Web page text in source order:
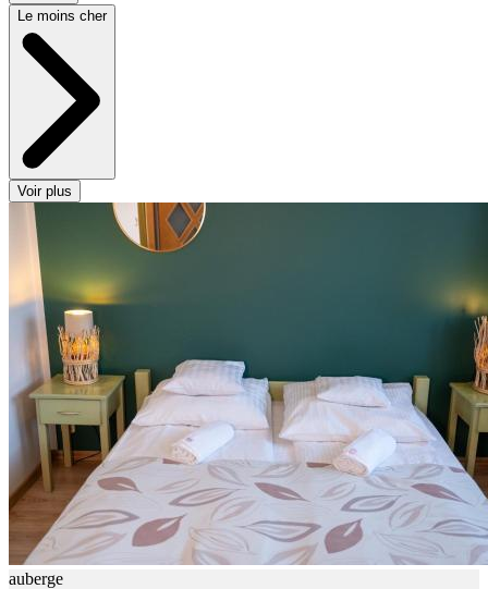
Le moins cher
Voir plus
auberge